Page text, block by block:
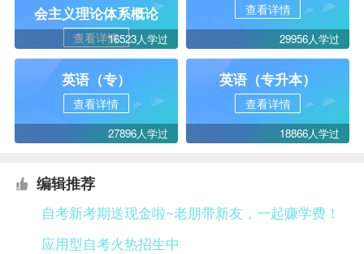
会主义理论体系概论
查看详情16523人学过
查看详情
29956人学过
英语（专）
查看详情
27896人学过
英语（专升本）
查看详情
18866人学过
编辑推荐
自考新考期送现金啦~老朋带新友，一起赚学费！
应用型自考火热招生中